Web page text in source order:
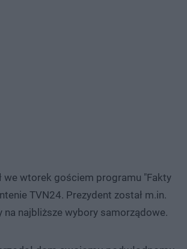
we wtorek gościem programu "Fakty
TVN24. Prezydent został m.in.
na najbliższe wybory samorządowe.